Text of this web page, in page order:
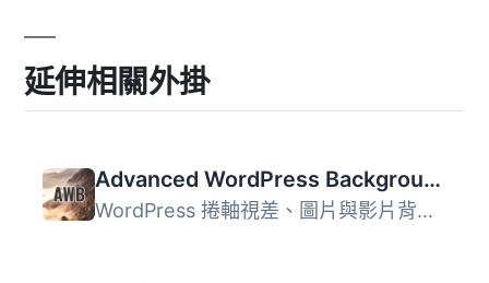
延伸相關外掛
Advanced WordPress Backgrounds
WordPress 捲軸視差、圖片與影片背景外掛程式 ★★★★★ 透過進階...